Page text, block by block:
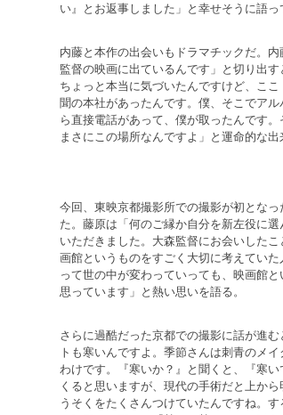
い』とお返事しました」と幸せそうに語っ
内藤と本作の出会いもドラマチックだ。
監督の映画に出ているんです」と切り出
ちょっと本当に気づいたんですけど、こ
聞の本社があったんです。僕、そこでア
ら直接電話があって、僕が取ったんです
まさにこの場所なんですよ」と運命的な出
今回、東映京都撮影所での撮影が初とな
た。藤原は「何のご縁か自分を新左役に
いただきました。大森監督にお会いした
画館というものをすごく大切に考えてい
って世の中が変わっていっても、映画館
思っています」と熱い思いを語る。
さらに過酷だった京都での撮影に話が進
トも寒いんですよ。季節さんは刺青のメ
わけです。『寒いか？』と聞くと、『寒
くると思いますが、現代の手術だと上か
うそくをたくさんつけていたんですね。